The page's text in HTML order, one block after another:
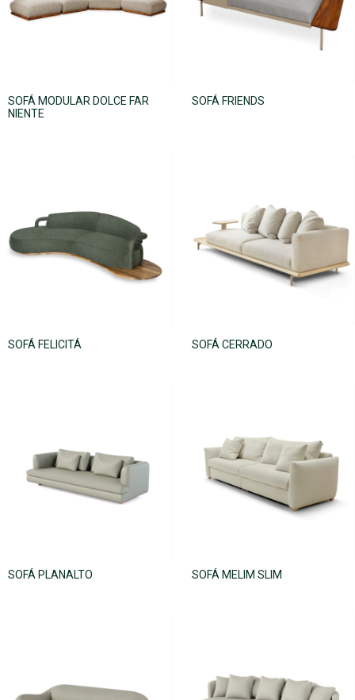
SOFÁ MODULAR DOLCE FAR
NIENTE
SOFÁ FRIENDS
SOFÁ FELICITÁ SOFÁ CERRADO
SOFÁ PLANALTO SOFÁ MELIM SLIM